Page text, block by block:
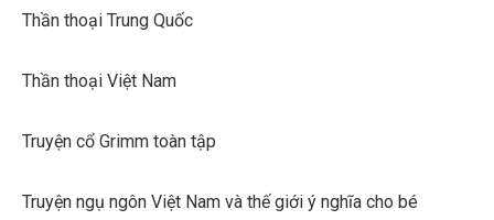
Thần thoại Trung Quốc
Thần thoại Việt Nam
Truyện cổ Grimm toàn tập
Truyện ngụ ngôn Việt Nam và thế giới ý nghĩa cho bé